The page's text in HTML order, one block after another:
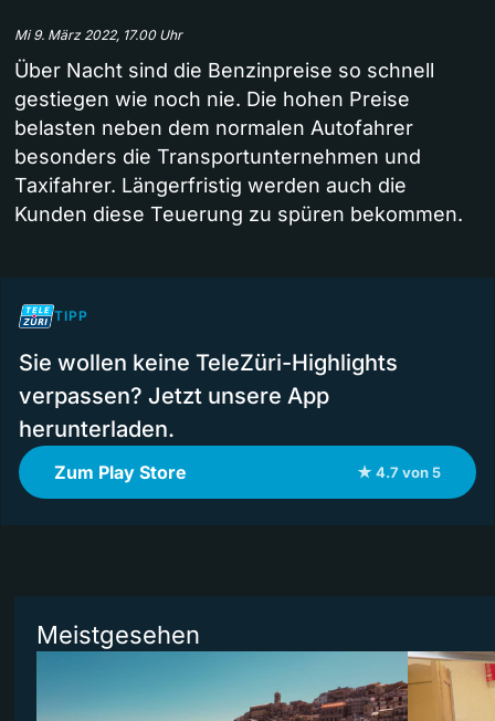
Mi 9. März 2022, 17.00 Uhr
Über Nacht sind die Benzinpreise so schnell
gestiegen wie noch nie. Die hohen Preise
belasten neben dem normalen Autofahrer
besonders die Transportunternehmen und
Taxifahrer. Längerfristig werden auch die
Kunden diese Teuerung zu spüren bekommen.
TIPP
Sie wollen keine TeleZüri-Highlights
verpassen? Jetzt unsere App
herunterladen.
Zum Play Store ★ 4.7 von 5
Meistgesehen